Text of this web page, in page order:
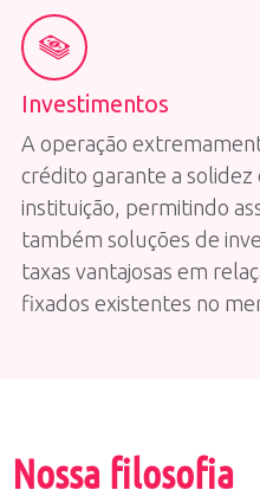
Investimentos
A operação
crédito garante a solidez
instituição, permitindo
também soluções de
taxas vantajosas em
fixados existentes no
Nossa filosofia